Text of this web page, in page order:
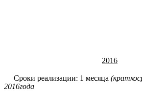
2016
Сроки реализации: 1 месяца
2016года